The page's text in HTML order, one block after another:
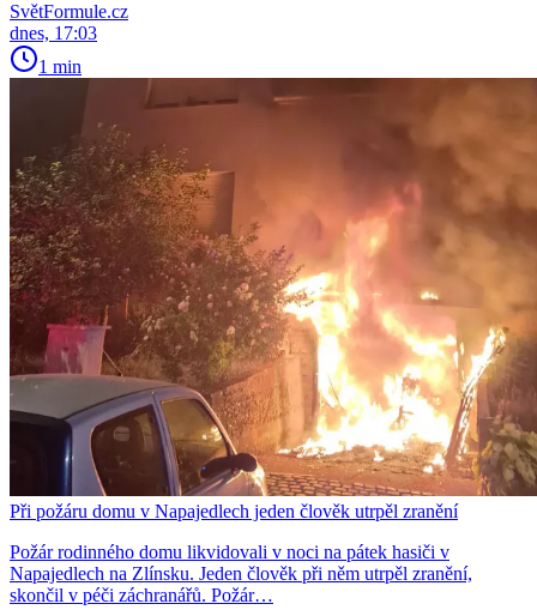
SvětFormule.cz
dnes, 17:03
1 min
Při požáru domu v Napajedlech jeden člověk utrpěl zranění
Požár rodinného domu likvidovali v noci na pátek hasiči v
Napajedlech na Zlínsku. Jeden člověk při něm utrpěl zranění,
skončil v péči záchranářů. Požár…